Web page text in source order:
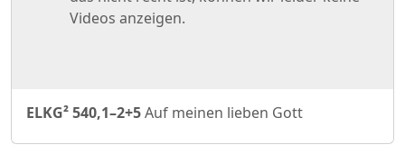
ELKG² 540,1–2+5Auf meinen lieben Gott